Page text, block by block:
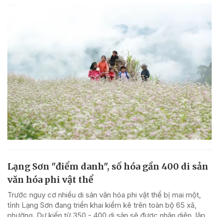
Lạng Sơn "điểm danh", số hóa gần 400 di sản
văn hóa phi vật thể
Trước nguy cơ nhiều di sản văn hóa phi vật thể bị mai một,
tỉnh Lạng Sơn đang triển khai kiểm kê trên toàn bộ 65 xã,